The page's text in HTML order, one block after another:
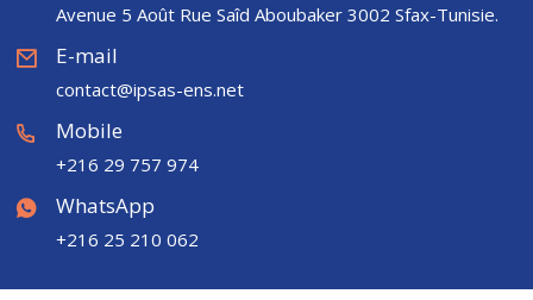
Avenue 5 Août Rue Saîd Aboubaker 3002 Sfax-Tunisie.
E-mail
contact@ipsas-ens.net
Mobile
+216 29 757 974
WhatsApp
+216 25 210 062